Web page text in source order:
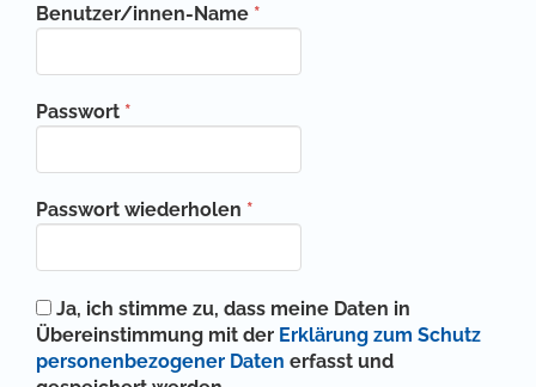
Benutzer/innen-Name *
Passwort *
Passwort wiederholen *
Übereinstimmung mit der Erklärung zum Schutz
personenbezogener Daten erfasst und